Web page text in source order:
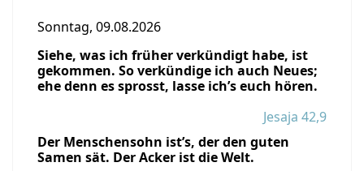
Sonntag, 09.08.2026
Siehe, was ich früher verkündigt habe, ist
gekommen. So verkündige ich auch Neues;
ehe denn es sprosst, lasse ich’s euch hören.
Jesaja 42,9
Der Menschensohn ist’s, der den guten
Samen sät. Der Acker ist die Welt.